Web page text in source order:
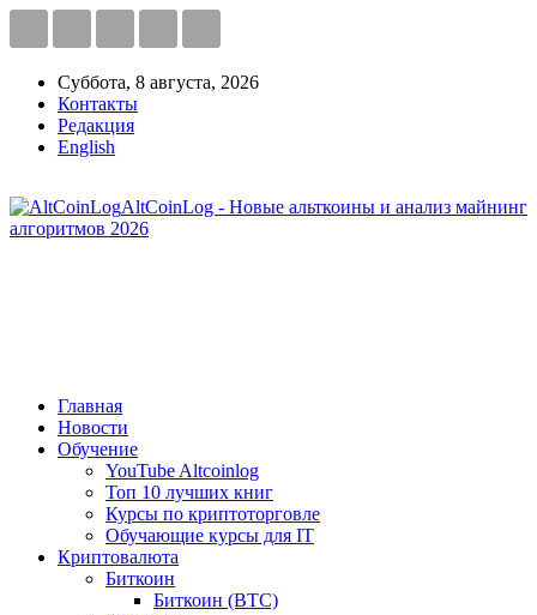
Суббота, 8 августа, 2026
Контакты
Редакция
English
AltCoinLog - Новые альткоины и анализ майнинг
алгоритмов 2026
Главная
Новости
Обучение
YouTube Altcoinlog
Топ 10 лучших книг
Курсы по криптоторговле
Обучающие курсы для IT
Криптовалюта
Биткоин
Биткоин (BTC)